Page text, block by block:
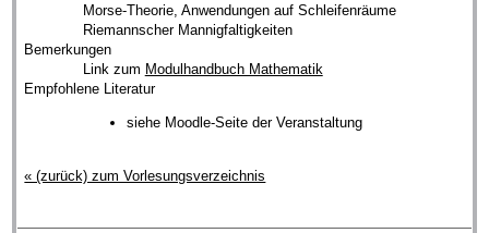
Morse-Theorie, Anwendungen auf Schleifenräume
Riemannscher Mannigfaltigkeiten
Bemerkungen
Link zum Modulhandbuch Mathematik
Empfohlene Literatur
siehe Moodle-Seite der Veranstaltung
« (zurück) zum Vorlesungsverzeichnis